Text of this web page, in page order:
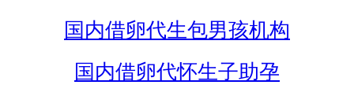
国内借卵代生包男孩机构
国内借卵代怀生子助孕